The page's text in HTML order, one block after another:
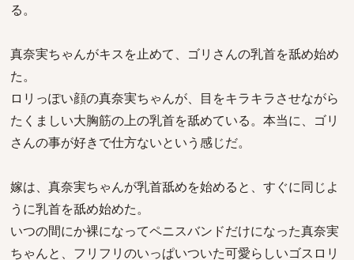
る。
真奈実ちゃんがキスを止めて、ゴリさんの乳首を舐め始め
た。
ロリっぽい顔の真奈実ちゃんが、目をキラキラさせながら
たくましい大胸筋の上の乳首を舐めている。本当に、ゴリ
さんの事が好きで仕方ないという感じだ。
嫁は、真奈実ちゃんが乳首舐めを始めると、すぐに同じよ
うに乳首を舐め始めた。
いつの間にか裸になってペニスバンドだけになった真奈実
ちゃんと、フリフリのいっぱいついた可愛らしいゴスロリ